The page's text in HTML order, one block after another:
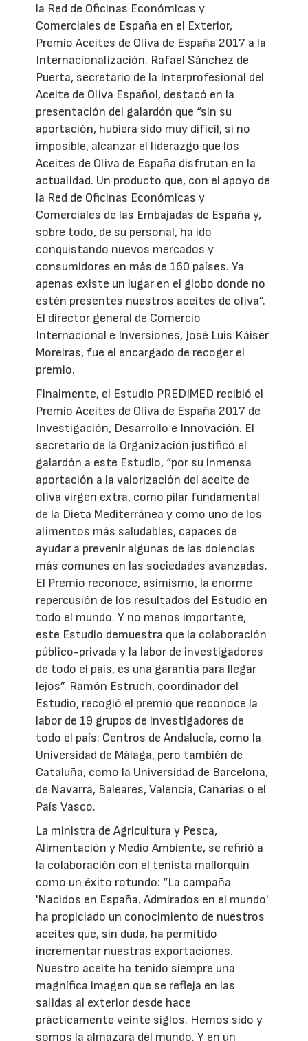
la Red de Oficinas Económicas y
Comerciales de España en el Exterior,
Premio Aceites de Oliva de España 2017 a la
Internacionalización. Rafael Sánchez de
Puerta, secretario de la Interprofesional del
Aceite de Oliva Español, destacó en la
presentación del galardón que “sin su
aportación, hubiera sido muy difícil, si no
imposible, alcanzar el liderazgo que los
Aceites de Oliva de España disfrutan en la
actualidad. Un producto que, con el apoyo de
la Red de Oficinas Económicas y
Comerciales de las Embajadas de España y,
sobre todo, de su personal, ha ido
conquistando nuevos mercados y
consumidores en más de 160 países. Ya
apenas existe un lugar en el globo donde no
estén presentes nuestros aceites de oliva”.
El director general de Comercio
Internacional e Inversiones, José Luis Káiser
Moreiras, fue el encargado de recoger el
premio.
Finalmente, el Estudio PREDIMED recibió el
Premio Aceites de Oliva de España 2017 de
Investigación, Desarrollo e Innovación. El
secretario de la Organización justificó el
galardón a este Estudio, “por su inmensa
aportación a la valorización del aceite de
oliva virgen extra, como pilar fundamental
de la Dieta Mediterránea y como uno de los
alimentos más saludables, capaces de
ayudar a prevenir algunas de las dolencias
más comunes en las sociedades avanzadas.
El Premio reconoce, asimismo, la enorme
repercusión de los resultados del Estudio en
todo el mundo. Y no menos importante,
este Estudio demuestra que la colaboración
público-privada y la labor de investigadores
de todo el país, es una garantía para llegar
lejos”. Ramón Estruch, coordinador del
Estudio, recogió el premio que reconoce la
labor de 19 grupos de investigadores de
todo el país: Centros de Andalucía, como la
Universidad de Málaga, pero también de
Cataluña, como la Universidad de Barcelona,
de Navarra, Baleares, Valencia, Canarias o el
País Vasco.
La ministra de Agricultura y Pesca,
Alimentación y Medio Ambiente, se refirió a
la colaboración con el tenista mallorquín
como un éxito rotundo: “La campaña
'Nacidos en España. Admirados en el mundo'
ha propiciado un conocimiento de nuestros
aceites que, sin duda, ha permitido
incrementar nuestras exportaciones.
Nuestro aceite ha tenido siempre una
magnífica imagen que se refleja en las
salidas al exterior desde hace
prácticamente veinte siglos. Hemos sido y
somos la almazara del mundo. Y en un